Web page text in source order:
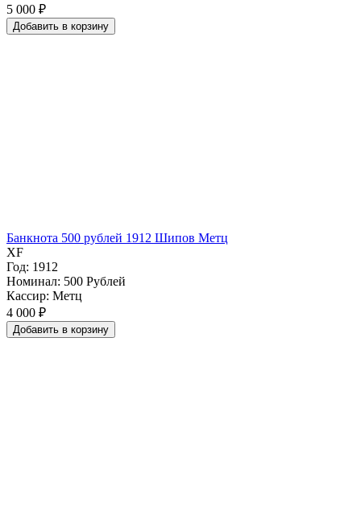
5 000 ₽
Добавить в корзину
Банкнота 500 рублей 1912 Шипов Метц
XF
Год: 1912
Номинал: 500 Рублей
Кассир: Метц
4 000 ₽
Добавить в корзину